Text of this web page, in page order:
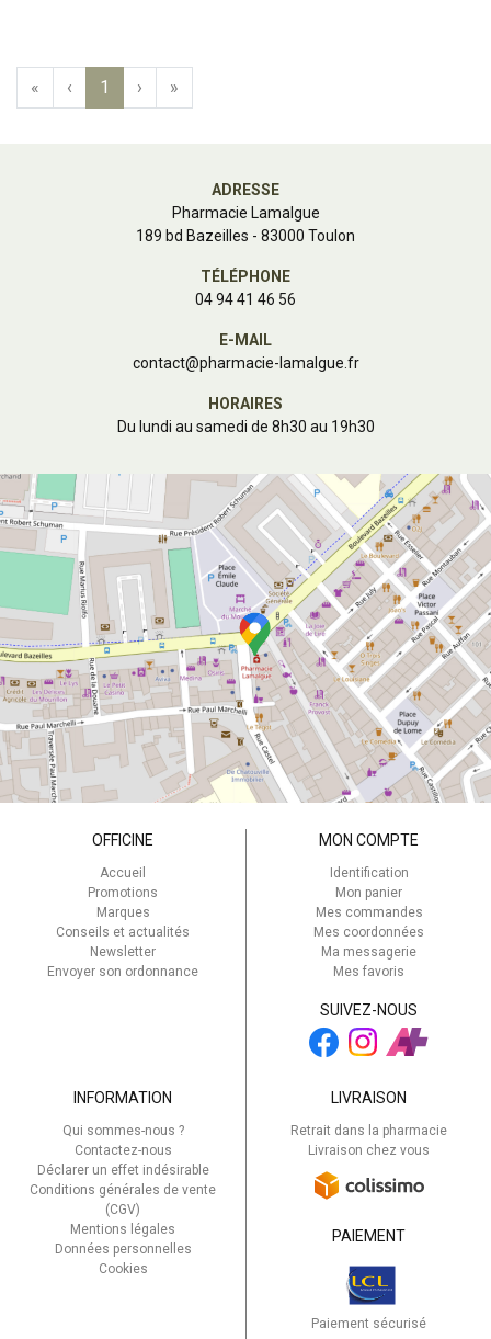
« ‹ 1 › »
ADRESSE
Pharmacie Lamalgue
189 bd Bazeilles - 83000 Toulon
TÉLÉPHONE
04 94 41 46 56
E-MAIL
contact@pharmacie-lamalgue.fr
HORAIRES
Du lundi au samedi de 8h30 au 19h30
OFFICINE
Accueil
Promotions
Marques
Conseils et actualités
Newsletter
Envoyer son ordonnance
MON COMPTE
Identification
Mon panier
Mes commandes
Mes coordonnées
Ma messagerie
Mes favoris
SUIVEZ-NOUS
INFORMATION
Qui sommes-nous ?
Contactez-nous
Déclarer un effet indésirable
Conditions générales de vente
(CGV)
Mentions légales
Données personnelles
Cookies
LIVRAISON
Retrait dans la pharmacie
Livraison chez vous
PAIEMENT
Paiement sécurisé